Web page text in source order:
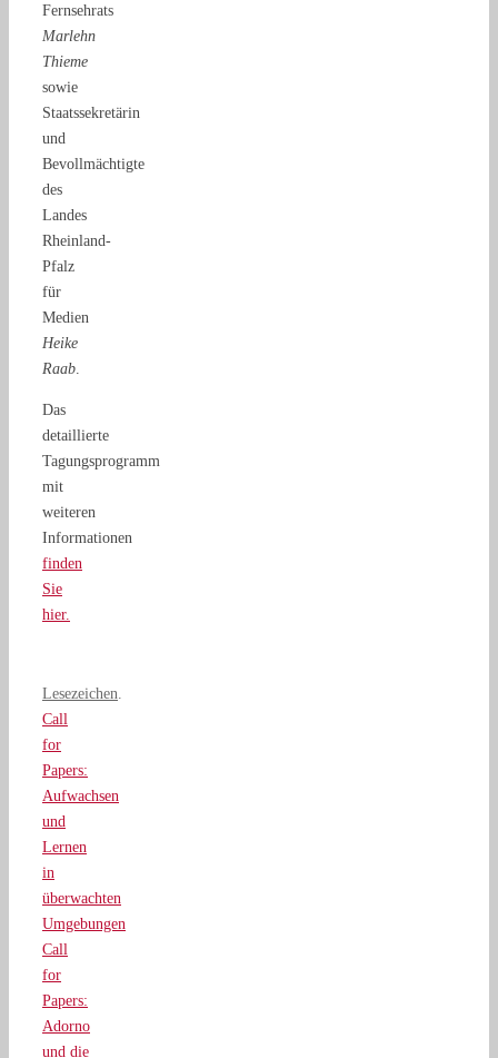
Fernsehrats
Marlehn
Thieme
sowie
Staatssekretärin
und
Bevollmächtigte
des
Landes
Rheinland-
Pfalz
für
Medien
Heike
Raab
Das
detaillierte
Tagungsprogramm
mit
weiteren
Informationen
finden
Sie
hier.
Lesezeichen
Call
for
Papers:
Aufwachsen
und
Lernen
in
überwachten
Umgebungen
Call
for
Papers:
Adorno
und die